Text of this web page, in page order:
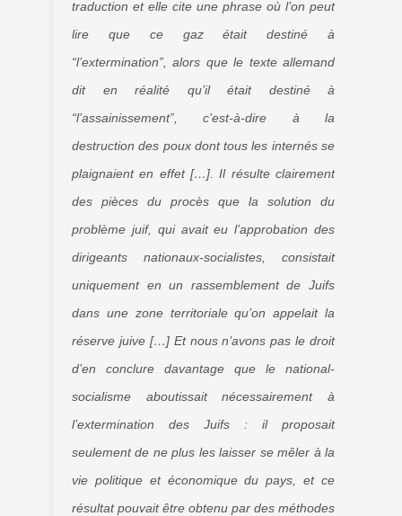
traduction et elle cite une phrase où l’on peut
lire que ce gaz était destiné à
“l’extermination”, alors que le texte allemand
dit en réalité qu’il était destiné à
“l’assainissement”, c’est-à-dire à la
destruction des poux dont tous les internés se
plaignaient en effet […]. Il résulte clairement
des pièces du procès que la solution du
problème juif, qui avait eu l’approbation des
dirigeants nationaux-socialistes, consistait
uniquement en un rassemblement de Juifs
dans une zone territoriale qu’on appelait la
réserve juive […] Et nous n’avons pas le droit
d’en conclure davantage que le national-
socialisme aboutissait nécessairement à
l’extermination des Juifs : il proposait
seulement de ne plus les laisser se mêler à la
vie politique et économique du pays, et ce
résultat pouvait être obtenu par des méthodes